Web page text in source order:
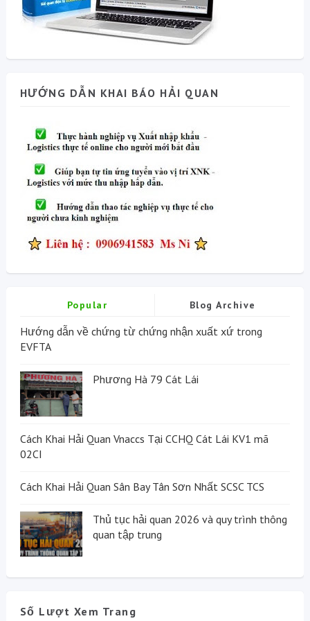
HƯỚNG DẪN KHAI BÁO HẢI QUAN
Popular Blog Archive
Hướng dẫn về chứng từ chứng nhận xuất xứ trong
EVFTA
Phương Hà 79 Cát Lái
Cách Khai Hải Quan Vnaccs Tại CCHQ Cát Lái KV1 mã
02CI
Cách Khai Hải Quan Sân Bay Tân Sơn Nhất SCSC TCS
Thủ tục hải quan 2026 và quy trình thông
quan tập trung
Số Lượt Xem Trang